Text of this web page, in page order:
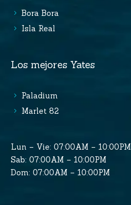
Bora Bora
Isla Real
Los mejores Yates
Paladium
Marlet 82
Lun – Vie: 07:00AM – 10:00PM
Sab: 07:00AM – 10:00PM
Dom: 07:00AM – 10:00PM